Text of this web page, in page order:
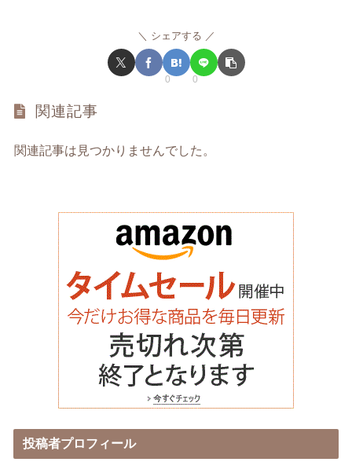
シェアする
0 0
関連記事
関連記事は見つかりませんでした。
投稿者プロフィール